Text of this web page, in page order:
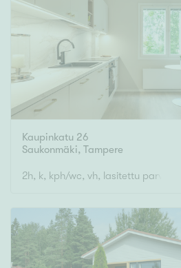
Kaupinkatu 26
Saukonmäki, Tampere
2h, k, kph/wc, vh, lasitettu parveke